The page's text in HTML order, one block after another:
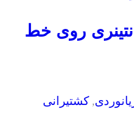
روی خط
, کشتیرانی